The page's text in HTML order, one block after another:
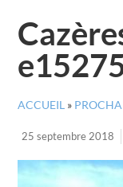
ACCUEIL »
25 septembre 2018